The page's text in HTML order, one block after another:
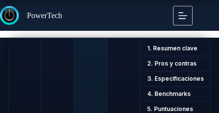
al
contenido
PowerTech
1. Resumen clave
2. Pros y contras
3. Especificaciones
4. Benchmarks
5. Puntuaciones